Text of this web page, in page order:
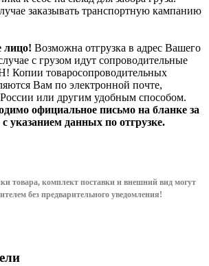
заказывать транспортную кампанию
лицо! Возможна отгрузка в адрес Вашего
с грузом идут сопроводительные
Копии товаросопроводительных
Вам по электронной почте,
или другим удобным способом.
официальное письмо на бланке за
указанием данных по отгрузке.
товара, комплект поставки и внешний вид могут
без предварительного уведомления!